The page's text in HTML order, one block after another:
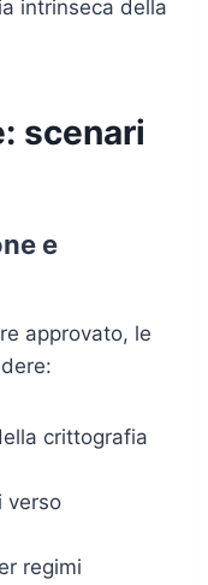
intrinseca della
scenari
e
approvato, le
crittografia
verso
regimi